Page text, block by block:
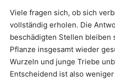
Viele fragen sich, ob sich
vollständig erholen. Die
beschädigten Stellen bleiben
Pflanze insgesamt wieder
Wurzeln und junge Triebe
Entscheidend ist also